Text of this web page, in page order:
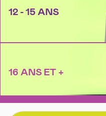
12 - 15 ANS
16 ANS ET +